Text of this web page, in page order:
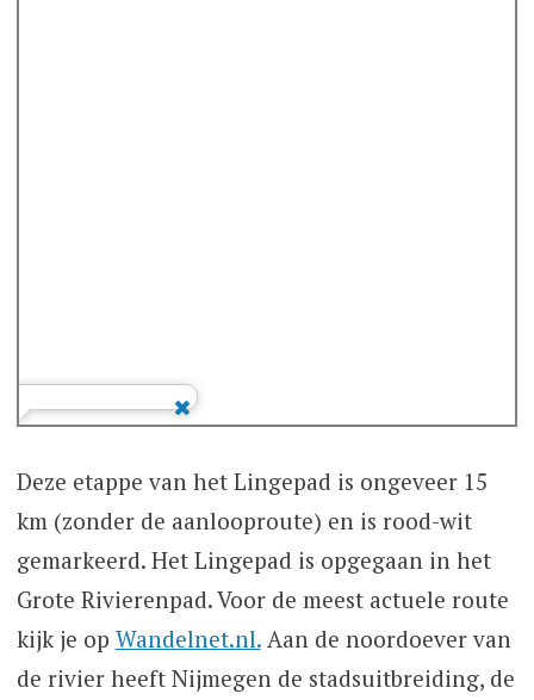
Deze etappe van het Lingepad is ongeveer 15
km (zonder de aanlooproute) en is rood-wit
gemarkeerd. Het Lingepad is opgegaan in het
Grote Rivierenpad. Voor de meest actuele route
kijk je op Wandelnet.nl.Aan de noordoever van
de rivier heeft Nijmegen de stadsuitbreiding, de